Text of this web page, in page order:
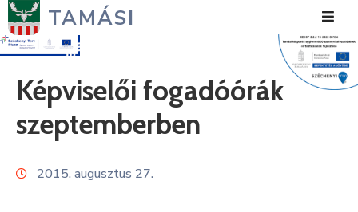
TAMÁSI
Városunk
Önkormányzat
Polgármesteri
Képviselői fogadóórák
szeptemberben
2015. augusztus 27.